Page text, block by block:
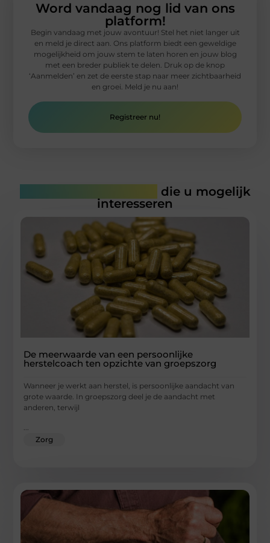
Word vandaag nog lid van ons
platform!
Begin vandaag met jouw avontuur! Stel het niet langer uit
en meld je direct aan. Ons platform biedt een geweldige
mogelijkheid om jouw stem te laten horen en jouw blog
met een breder publiek te delen. Druk op de knop
‘Aanmelden’ en zet de eerste stap naar meer zichtbaarheid
en groei. Meld je nu aan!
Registreer nu!
die u mogelijk
interesseren
De meerwaarde van een persoonlijke
herstelcoach ten opzichte van groepszorg
Wanneer je werkt aan herstel, is persoonlijke aandacht van
grote waarde. In groepszorg deel je de aandacht met
anderen, terwijl
Zorg